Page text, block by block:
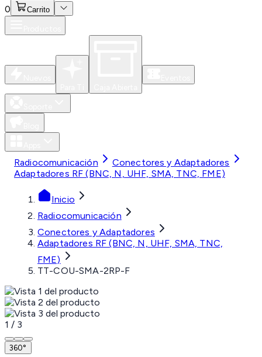
0 Carrito
Radiocomunicación
Conectores y Adaptadores
Adaptadores RF (BNC, N, UHF, SMA, TNC, FME)
Inicio
Radiocomunicación
Conectores y Adaptadores
Adaptadores RF (BNC, N, UHF, SMA, TNC,
FME)
TT-COU-SMA-2RP-F
1 / 3
360°